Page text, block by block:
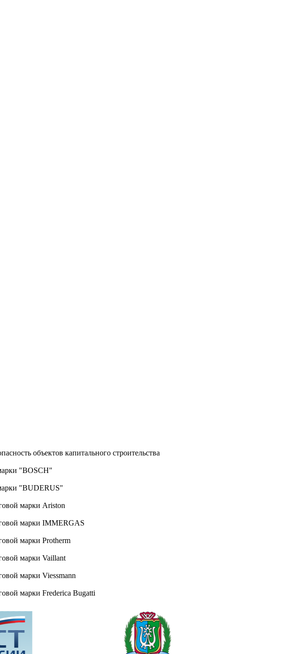
объектов капитального строительства
"BOSCH"
"BUDERUS"
марки Ariston
марки IMMERGAS
марки Protherm
марки Vaillant
марки Viessmann
марки Frederica Bugatti